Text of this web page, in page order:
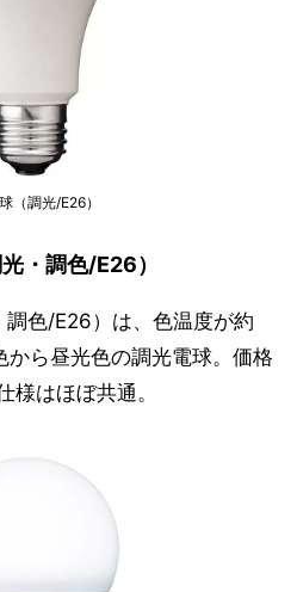
（調光/E26）
・調色/E26）
色/E26）は、色温度が約
ら昼光色の調光電球。価格
様はほぼ共通。